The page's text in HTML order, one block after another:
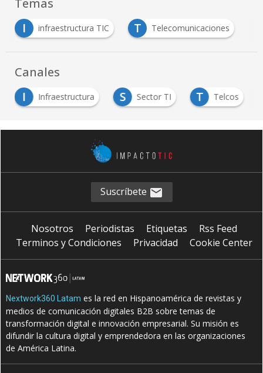
Temas
I
infraestructura TIC T Telecomunicaciones
Canales
I
Infraestructura S Sector TI T Telcos
Suscríbete
Nosotros Periodistas Etiquetas
Rss Feed
Terminos y Condiciones
Privacidad Cookie Center
Nextwork360 Latam es la red en Hispanoamérica de revistas y
medios de comunicación digitales B2B sobre temas de
transformación digital e innovación empresarial. Su misión es
difundir la cultura digital y emprendedora en las organizaciones
de América Latina.